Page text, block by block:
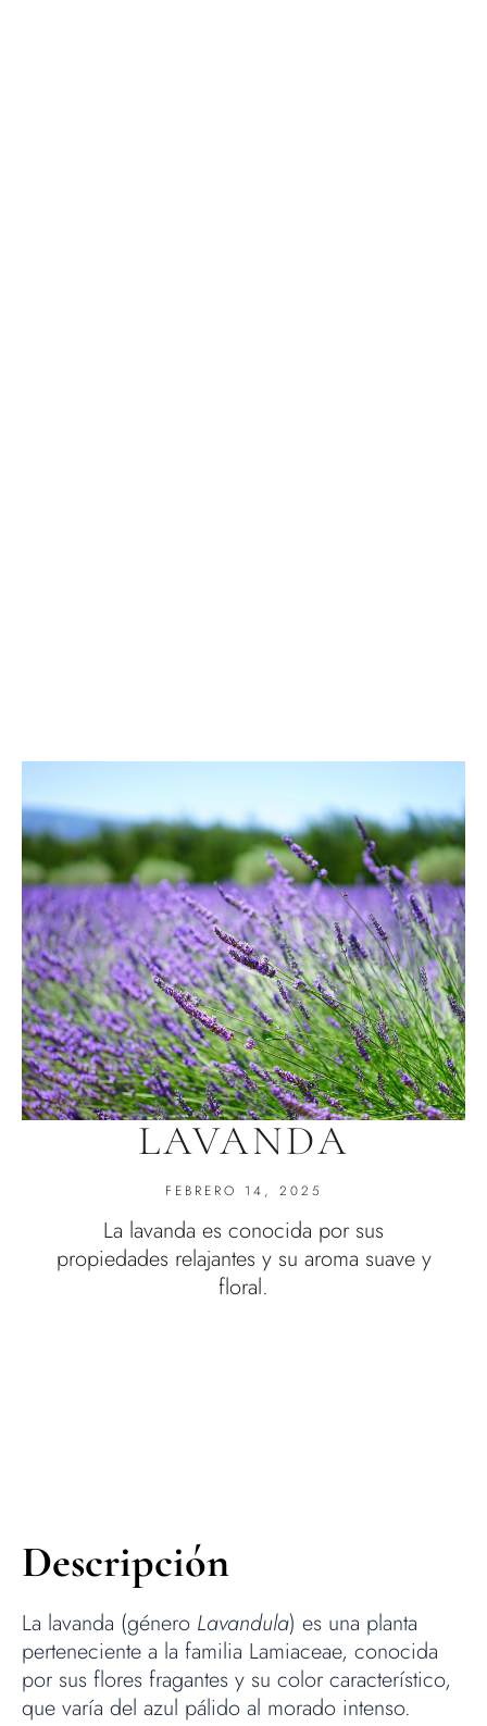
LAVANDA
FEBRERO 14, 2025
La lavanda es conocida por sus
propiedades relajantes y su aroma suave y
floral.
Descripción
La lavanda (género Lavandula) es una planta
perteneciente a la familia Lamiaceae, conocida
por sus flores fragantes y su color característico,
que varía del azul pálido al morado intenso.